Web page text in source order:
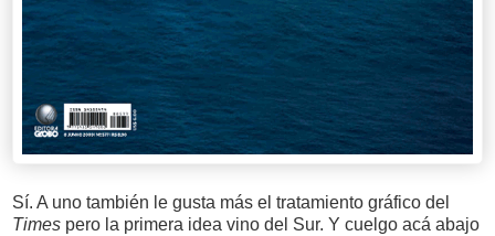
Sí. A uno también le gusta más el tratamiento gráfico del
Times pero la primera idea vino del Sur. Y cuelgo acá abajo